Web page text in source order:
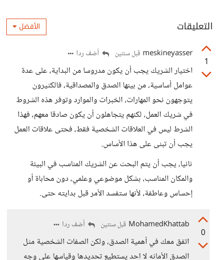
التعليقات الأفضل
1
meskineyasser قبل سنتين أضف ردا
اختيار الشريك يجب أن يكون مدروسا من البداية، على عدة
عوامل أساسية، من بينها الصدق والمصداقية، فالكثيرون
يتوجهون نحو المهارات، الخبرات والموارد وتوفر هذه الشروط
في شريك العمل، لكنهم يتجاهلون أن يكون صادقا معهم، فهذا
الشرط ليس في العلاقات الشخصية فقط، فحتى علاقات العمل
يجب أن تبنى على هذا الأساس.
ثانيا، يجب أن يتم البحث عن الشريك المناسب في البيئة
والمكان المناسب، بشكل موضوعي وعلمي، دون محاباة أو
إحساس وعاطفة، لأنها ستفسد الأمر قبل بدايته حتى.
0
MohamedKhattab قبل سنتين أضف ردا
اتفق معك في أهمية الصدق، ولكن الصفات الشخصية مثل
الصدق الأمانه لا احد يستطيع تحديدها وقياسها علي وجه